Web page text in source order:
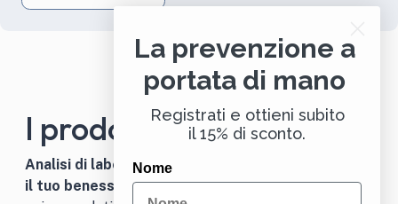
I prodotti più scelti
Analisi di laboratorio e integratori: il binomio per
il tuo benessere.I nostriprodotti più scelti
La prevenzione a
portata di mano
Registrati e ottieni subito
il 15% di sconto.
Nome